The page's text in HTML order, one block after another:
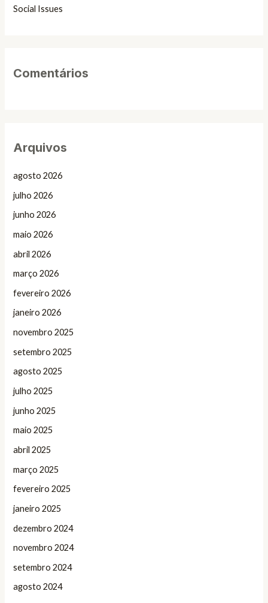
o
Social Issues
Comentários
Arquivos
agosto 2026
julho 2026
junho 2026
maio 2026
abril 2026
março 2026
fevereiro 2026
janeiro 2026
novembro 2025
setembro 2025
agosto 2025
julho 2025
junho 2025
maio 2025
abril 2025
março 2025
fevereiro 2025
janeiro 2025
dezembro 2024
novembro 2024
setembro 2024
agosto 2024